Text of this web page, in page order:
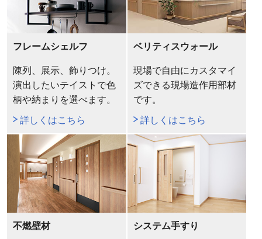
フレームシェルフ
陳列、展示、飾りつけ。
演出したいテイストで色
柄や納まりを選べます。
詳しくはこちら
ベリティスウォール
現場で自由にカスタマイ
ズできる現場造作用部材
です。
詳しくはこちら
不燃壁材 システム手すり